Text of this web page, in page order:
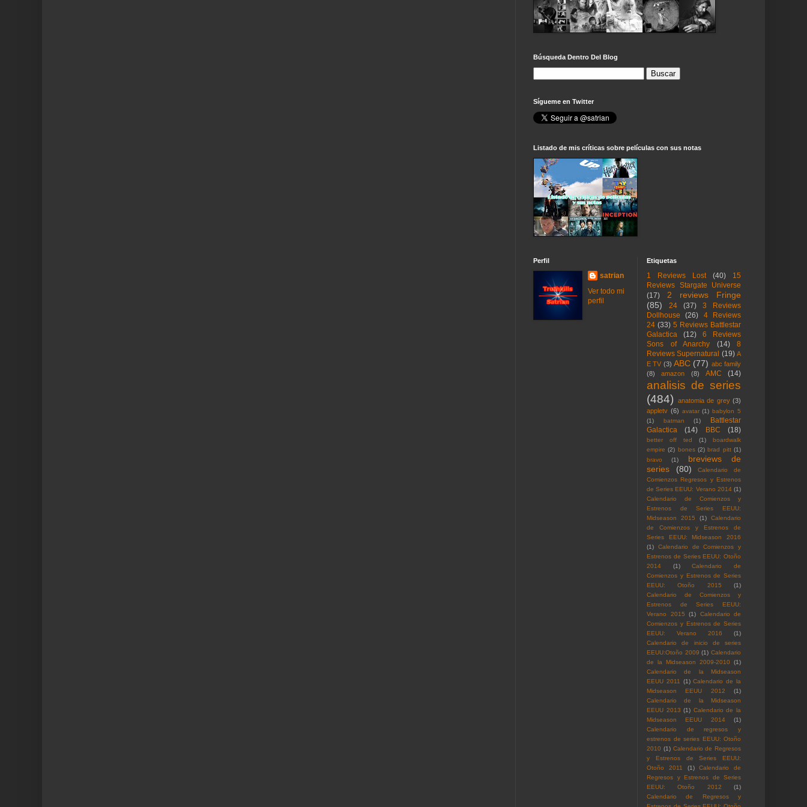
Búsqueda Dentro Del Blog
Sígueme en Twitter
Listado de mis críticas sobre películas con sus notas
Perfil
satrian
Ver todo mi
perfil
Etiquetas
1 Reviews Lost (40)
15
Reviews Stargate Universe
(17)
2 reviews Fringe
(85)
24 (37)
3 Reviews
Dollhouse
(26)
4 Reviews
24 (33) 5 Reviews Battlestar
Galactica
(12)
6 Reviews
Sons of Anarchy
(14)
8
Reviews Supernatural (19) A
E TV (3) ABC (77) abc family
(8)
amazon (8) AMC (14)
analisis de series
(484)
anatomia de grey (3)
appletv (6) avatar (1) babylon 5
(1)
batman (1)
Battlestar
Galactica
(14) BBC (18)
better off ted (1)
boardwalk
empire (2) bones (2) brad pitt (1)
bravo
(1)
breviews de
series
(80)
Calendario de
Comienzos Regresos y Estrenos
de Series EEUU: Verano 2014 (1)
Calendario de Comienzos y
Estrenos de Series EEUU:
Midseason 2015
(1)
Calendario
de Comienzos y Estrenos de
Series EEUU: Midseason 2016
(1)
Calendario de Comienzos y
Estrenos de Series EEUU: Otoño
2014
(1)
Calendario de
Comienzos y Estrenos de Series
EEUU: Otoño 2015
(1)
Calendario de Comienzos y
Estrenos de Series EEUU:
Verano 2015
(1)
Calendario de
Comienzos y Estrenos de Series
EEUU: Verano 2016
(1)
Calendario de inicio de series
EEUU:Otoño 2009 (1) Calendario
de la Midseason 2009-2010
(1)
Calendario de la Midseason
EEUU 2011 (1) Calendario de la
Midseason EEUU 2012
(1)
Calendario de la Midseason
EEUU 2013 (1) Calendario de la
Midseason EEUU 2014
(1)
Calendario de regresos y
estrenos de series EEUU: Otoño
2010 (1) Calendario de Regresos
y Estrenos de Series EEUU:
Otoño 2011
(1)
Calendario de
Regresos y Estrenos de Series
EEUU: Otoño 2012
(1)
Calendario de Regresos y